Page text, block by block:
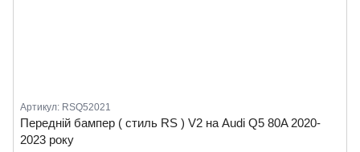
Артикул: RSQ52021
Передній бампер ( стиль RS ) V2 на Audi Q5 80A 2020-
2023 року